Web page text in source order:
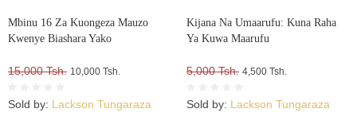
Mbinu 16 Za Kuongeza Mauzo
Kwenye Biashara Yako
15,000 Tsh. 10,000 Tsh.
Sold by: Lackson Tungaraza
Kijana Na Umaarufu: Kuna Raha
Ya Kuwa Maarufu
5,000 Tsh. 4,500 Tsh.
Sold by: Lackson Tungaraza